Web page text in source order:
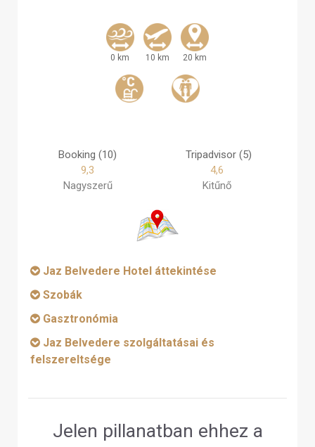
0 km 10 km 20 km
Booking (10)
9,3
Nagyszerű
Tripadvisor (5)
4,6
Kitűnő
Jaz Belvedere Hotel áttekintése
Szobák
Gasztronómia
Jaz Belvedere szolgáltatásai és
felszereltsége
Jelen pillanatban ehhez a